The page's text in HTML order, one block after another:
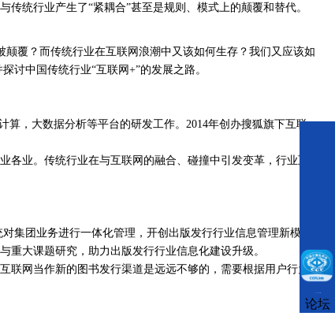
统行业产生了“紧耦合”甚至是规则、模式上的颠覆和替代。
覆？而传统行业在互联网浪潮中又该如何生存？我们又应该如
讨中国传统行业“互联网+”的发展之路。
算，大数据分析等平台的研发工作。2014年创办搜狐旗下互联
业。传统行业在与互联网的融合、碰撞中引发变革，行业互
集团业务进行一体化管理，开创出版发行行业信息管理新模
大课题研究，助力出版发行行业信息化建设升级。
联网当作新的图书发行渠道是远远不够的，需要根据用户行为
论坛